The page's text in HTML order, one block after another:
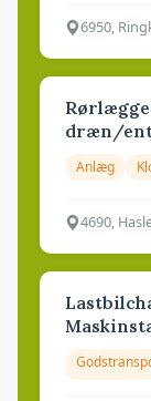
6950,
dræn/
Anlæg
4690,